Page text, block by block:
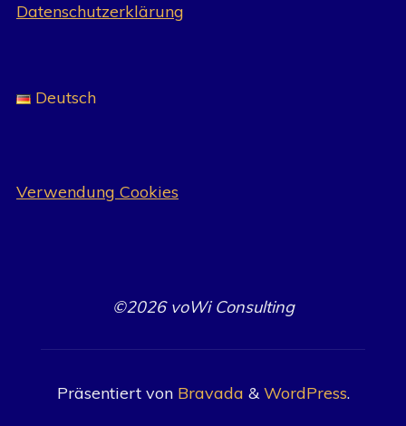
Datenschutzerklärung
Deutsch
Verwendung Cookies
©2026 voWi Consulting
Präsentiert vonBravada & WordPress.